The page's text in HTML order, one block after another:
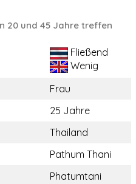
20 und 45 Jahre treffen
Fließend
Wenig
Frau
25 Jahre
Thailand
Pathum Thani
Phatumtani